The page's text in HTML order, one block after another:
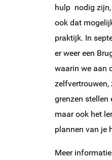
hulp nodig
ook dat
praktijk. In
er weer een
waarin we aan
zelfvertrouwen,
grenzen stellen
maar ook het
plannen van je
Meer